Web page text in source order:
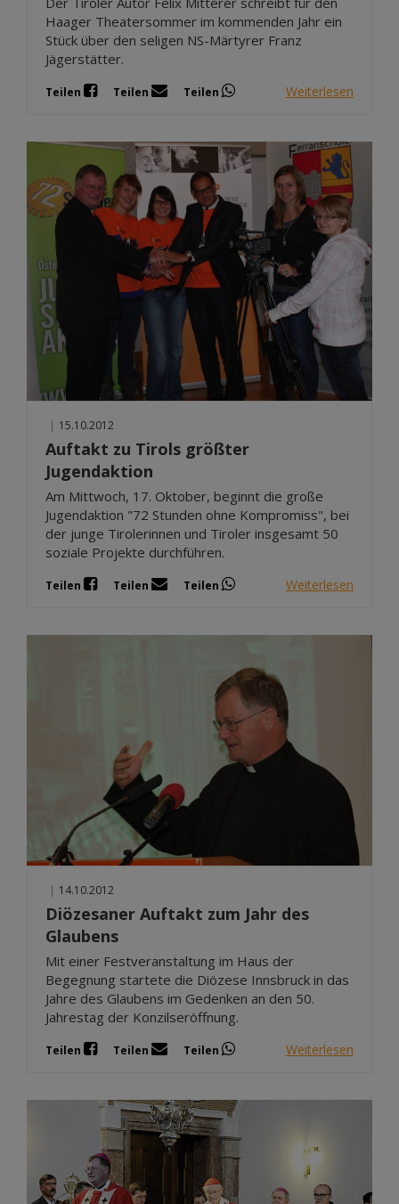
Haager Theatersommer im kommenden Jahr ein
Stück über den seligen NS-Märtyrer Franz
Jägerstätter.
Teilen Teilen Teilen Weiterlesen
| 15.10.2012
Auftakt zu Tirols größter
Jugendaktion
Am Mittwoch, 17. Oktober, beginnt die große
Jugendaktion "72 Stunden ohne Kompromiss", bei
der junge Tirolerinnen und Tiroler insgesamt 50
soziale Projekte durchführen.
Teilen Teilen Teilen Weiterlesen
| 14.10.2012
Diözesaner Auftakt zum Jahr des
Glaubens
Mit einer Festveranstaltung im Haus der
Begegnung startete die Diözese Innsbruck in das
Jahre des Glaubens im Gedenken an den 50.
Jahrestag der Konzilseröffnung.
Teilen Teilen Teilen Weiterlesen